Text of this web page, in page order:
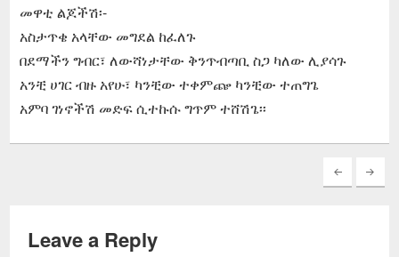
መዋቲ ልጆችሽ፡-
አስታጥቄ አላቸው መግደል ከፈለጉ
በደማችን ግብር፣ ለውሻነታቸው ቅንጥብጣቢ ስጋ ካለው ሊያሳጉ
አንቺ ሀገር ብዙ አየሁ፣ ካንቺው ተቀምጬ ካንቺው ተጠግጌ
አምባ ገነኖችሽ መድፍ ሲተኩሱ ግጥም ተሸሽጌ፡፡
Leave a Reply